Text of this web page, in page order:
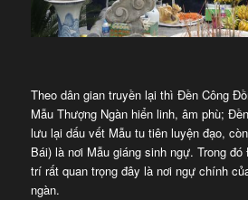
Theo dân gian truyền lại thì Đền Công
Mẫu Thượng Ngàn hiển linh, âm phù;
lưu lại dấu vết Mẫu tu tiên luyện đạo,
Bái) là nơi Mẫu giáng sinh ngự. Trong
trí rất quan trọng đây là nơi ngự chính
ngàn.